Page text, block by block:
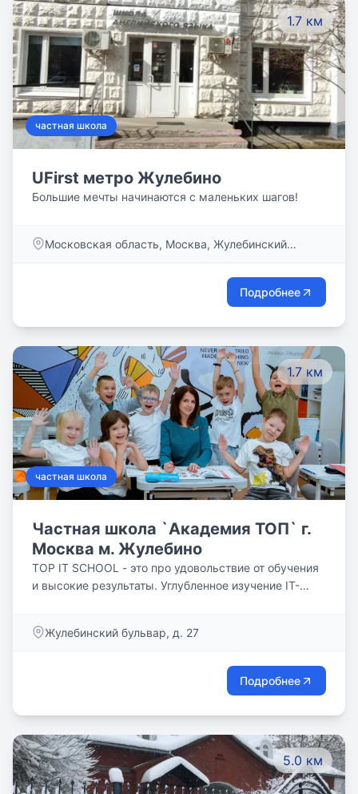
1.7 км
частная школа
UFirst метро Жулебино
Большие мечты начинаются с маленьких шагов!
Московская область, Москва, Жулебинский
Подробнее
1.7 км
частная школа
Частная школа `Академия ТОП` г.
Москва м. Жулебино
TOP IT SCHOOL - это про удовольствие от обучения
и высокие результаты. Углубленное изучение IT-
Жулебинский бульвар, д. 27
Подробнее
5.0 км